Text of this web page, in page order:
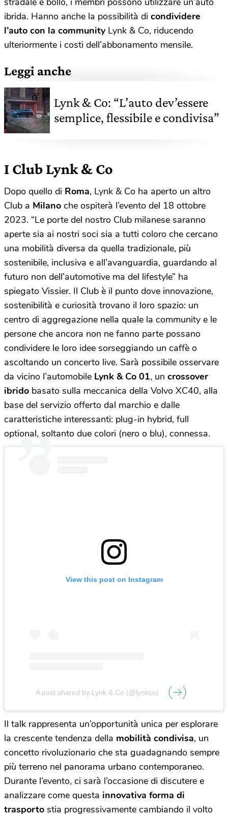
ibrida. Hanno anche la possibilità di condividere
l’auto con la communityLynk & Co, riducendo
ulteriormente i costi dell’abbonamento mensile.
Leggi anche
Lynk & Co: “L’auto dev’essere
semplice, flessibile e condivisa”
I Club Lynk & Co
Dopo quello di Roma, Lynk & Co ha aperto un altro
Club a Milano che ospiterà l’evento del 18 ottobre
2023. “Le porte del nostro Club milanese saranno
aperte sia ai nostri soci sia a tutti coloro che cercano
una mobilità diversa da quella tradizionale, più
sostenibile, inclusiva e all’avanguardia, guardando al
futuro non dell’automotive ma del lifestyle” ha
spiegato Vissier. Il Club è il punto dove innovazione,
sostenibilità e curiosità trovano il loro spazio: un
centro di aggregazione nella quale la community e le
persone che ancora non ne fanno parte possano
condividere le loro idee sorseggiando un caffè o
ascoltando un concerto live. Sarà possibile osservare
da vicino l’automobile Lynk & Co 01, un crossover
ibrido basato sulla meccanica della Volvo XC40, alla
base del servizio offerto dal marchio e dalle
caratteristiche interessanti: plug-in hybrid, full
optional, soltanto due colori (nero o blu), connessa.
View this post on Instagram
A post shared by Lynk & Co (@lynkco)
Il talk rappresenta un’opportunità unica per esplorare
la crescente tendenza della mobilità condivisa, un
concetto rivoluzionario che sta guadagnando sempre
più terreno nel panorama urbano contemporaneo.
Durante l’evento, ci sarà l’occasione di discutere e
analizzare come questa innovativa forma di
trasporto stia progressivamente cambiando il volto